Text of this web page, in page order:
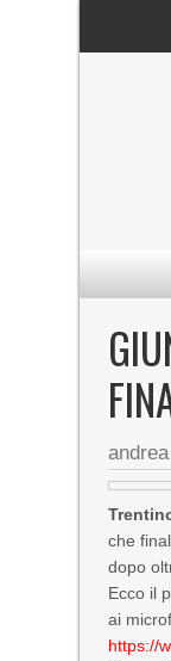
che
dopo
Ecco il
ai
https://